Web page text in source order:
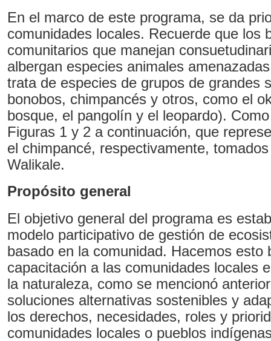
En el marco de este programa, se da
comunidades locales. Recuerde que los
comunitarios que manejan
albergan especies animales
trata de especies de grupos de grandes
bonobos, chimpancés y otros, como el
bosque, el pangolín y el leopardo).
Figuras 1 y 2 a continuación, que
el chimpancé, respectivamente,
Walikale.
Propósito general
El objetivo general del programa es
modelo participativo de gestión de
basado en la comunidad. Hacemos esto
capacitación a las comunidades locales
la naturaleza, como se mencionó
soluciones alternativas sostenibles y
los derechos, necesidades, roles y
comunidades locales o pueblos